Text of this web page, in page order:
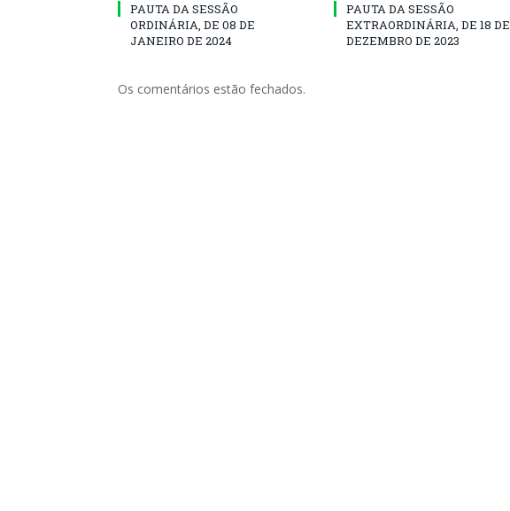
PAUTA DA SESSÃO
ORDINÁRIA, DE 08 DE
JANEIRO DE 2024
PAUTA DA SESSÃO
EXTRAORDINÁRIA, DE 18 DE
DEZEMBRO DE 2023
Os comentários estão fechados.